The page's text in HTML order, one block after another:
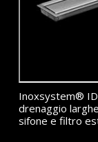
Inoxsystem®
drenaggio
sifone e filtro